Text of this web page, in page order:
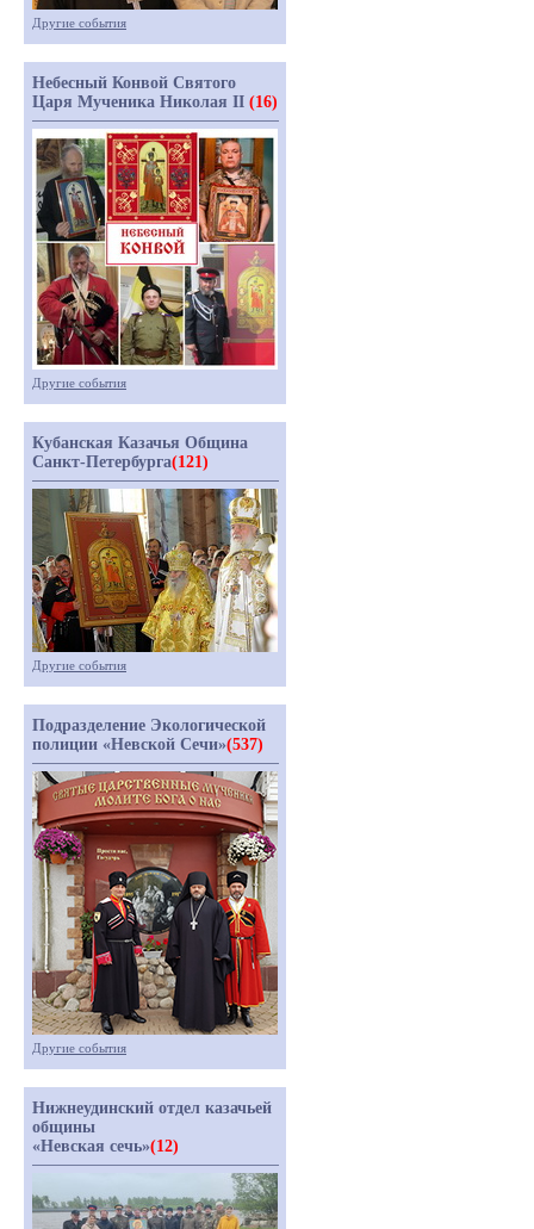
Другие события
Небесный Конвой Святого
Царя Мученика Николая II (16)
Другие события
Кубанская Казачья Община
Санкт-Петербурга(121)
Другие события
Подразделение Экологической
полиции «Невской Сечи»(537)
Другие события
Нижнеудинский отдел казачьей
общины
«Невская сечь»(12)